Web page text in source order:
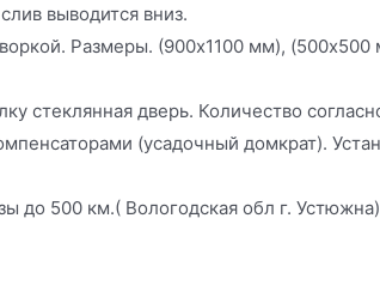
выводится вниз.
Размеры. (900х1100 мм),
стеклянная дверь. Количество
(усадочный домкрат).
до 500 км.( Вологодская обл г.